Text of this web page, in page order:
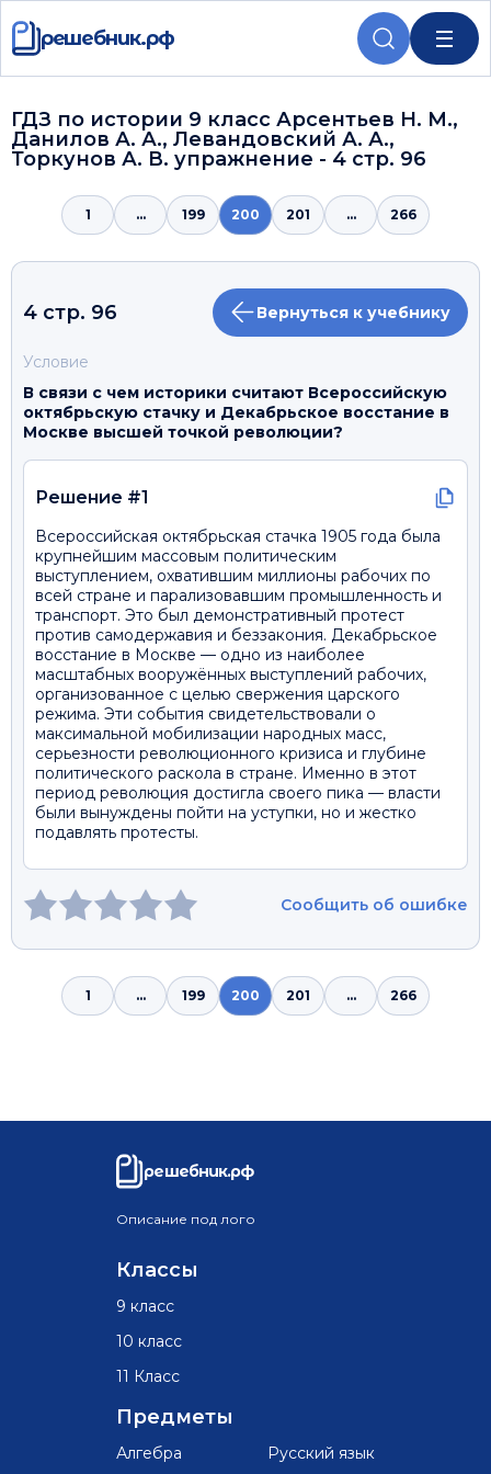
решебник.рф
ГДЗ по истории 9 класс Арсентьев Н. М.,
Данилов А. А., Левандовский А. А.,
Торкунов А. В. упражнение - 4 стр. 96
1 ... 199 200 201 ... 266
4 стр. 96 Вернуться к учебнику
Условие
В связи с чем историки считают Всероссийскую
октябрьскую стачку и Декабрьское восстание в
Москве высшей точкой революции?
Решение #1
Всероссийская октябрьская стачка 1905 года была
крупнейшим массовым политическим
выступлением, охватившим миллионы рабочих по
всей стране и парализовавшим промышленность и
транспорт. Это был демонстративный протест
против самодержавия и беззакония. Декабрьское
восстание в Москве — одно из наиболее
масштабных вооружённых выступлений рабочих,
организованное с целью свержения царского
режима. Эти события свидетельствовали о
максимальной мобилизации народных масс,
серьезности революционного кризиса и глубине
политического раскола в стране. Именно в этот
период революция достигла своего пика — власти
были вынуждены пойти на уступки, но и жестко
подавлять протесты.
Сообщить об ошибке
1 ... 199 200 201 ... 266
решебник.рф
Описание под лого
Классы
9 класс
10 класс
11 Класс
Предметы
Алгебра Русский язык